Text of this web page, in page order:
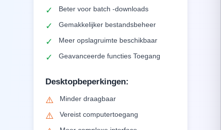
✓ Beter voor batch -downloads
✓ Gemakkelijker bestandsbeheer
✓ Meer opslagruimte beschikbaar
✓ Geavanceerde functies Toegang
Desktopbeperkingen:
⚠️ Minder draagbaar
⚠️ Vereist computertoegang